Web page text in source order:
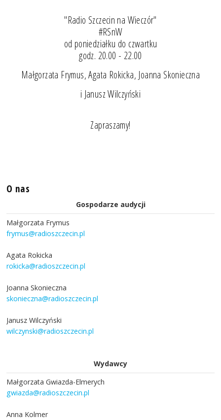
"Radio Szczecin na Wieczór"
#RSnW
od poniedziałku do czwartku
godz. 20.00 - 22.00
Małgorzata Frymus, Agata Rokicka, Joanna Skonieczna
i Janusz Wilczyński
Zapraszamy!
O nas
Gospodarze audycji
Małgorzata Frymus
frymus@radioszczecin.pl
Agata Rokicka
rokicka@radioszczecin.pl
Joanna Skonieczna
skonieczna@radioszczecin.pl
Janusz Wilczyński
wilczynski@radioszczecin.pl
Wydawcy
Małgorzata Gwiazda-Elmerych
gwiazda@radioszczecin.pl
Anna Kolmer